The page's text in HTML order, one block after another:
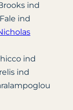
ind
ind
ind
ind